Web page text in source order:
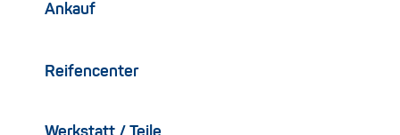
Ankauf
Reifencenter